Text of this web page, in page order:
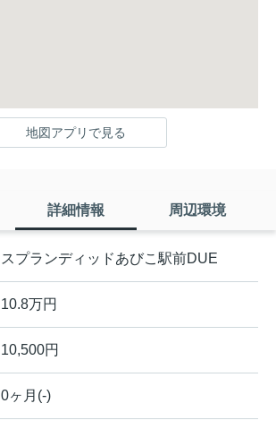
地図アプリで見る
詳細情報 周辺環境
スプランディッドあびこ駅前DUE
10.8万円
10,500円
0ヶ月(-)